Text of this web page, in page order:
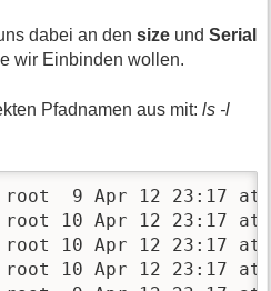
dabei an den size und Serial
wir Einbinden wollen.
Pfadnamen aus mit: ls -l
9 Apr 12 23:17 ata-
10 Apr 12 23:17 ata-
10 Apr 12 23:17 ata-
10 Apr 12 23:17 ata-